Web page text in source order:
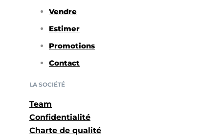
Vendre
Estimer
Promotions
Contact
LA SOCIÉTÉ
Team
Confidentialité
Charte de qualité